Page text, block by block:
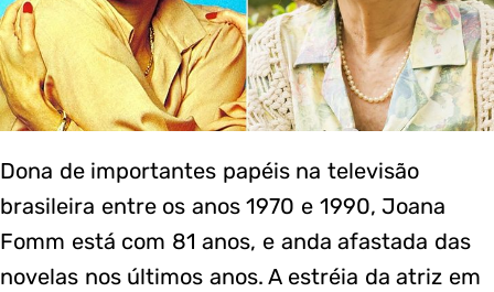
Dona de importantes papéis na televisão
brasileira entre os anos 1970 e 1990, Joana
Fomm está com 81 anos, e anda afastada das
novelas nos últimos anos. A estréia da atriz em